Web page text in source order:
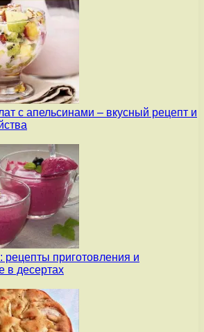
с апельсинами – вкусный рецепт и
рецепты приготовления и
в десертах